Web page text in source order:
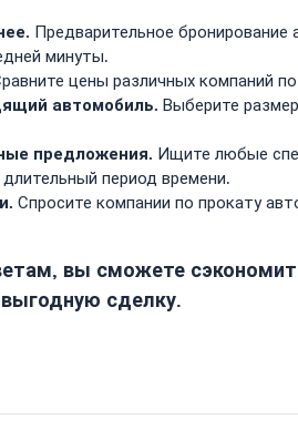
Предварительное
минуты.
цены различных компаний
автомобиль. Выберите
предложения. Ищите любые
период времени.
Спросите компании по прокату
вы сможете
сделку.